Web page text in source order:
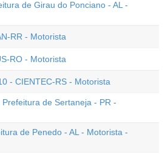
de Girau do Ponciano - AL -
RR - Motorista
RO - Motorista
- CIENTEC-RS - Motorista
de Sertaneja - PR -
de Penedo - AL - Motorista -